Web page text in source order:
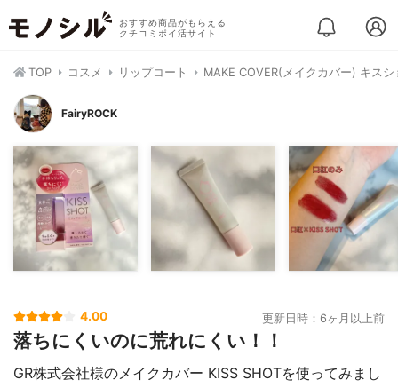
おすすめ商品がもらえる
クチコミポイ活サイト
TOP コスメ リップコート MAKE COVER(メイクカバー) キスシ
FairyROCK
4.00 更新日時：6ヶ月以上前
落ちにくいのに荒れにくい！！
GR株式会社様のメイクカバー KISS SHOTを使ってみまし